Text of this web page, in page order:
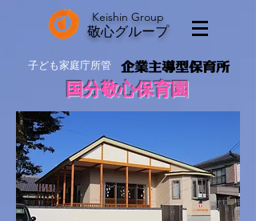
敬心グループ
Keishin Group
子ども家庭庁所管 ​企業主導型保育所
国分敬心保育園